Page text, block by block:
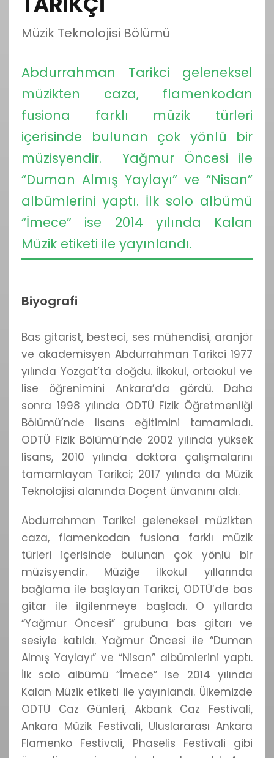
Müzik Teknolojisi Bölümü
Abdurrahman Tarikci geleneksel
müzikten caza, flamenkodan
fusiona farklı müzik türleri
içerisinde bulunan çok yönlü bir
müzisyendir. Yağmur Öncesi ile
“Duman Almış Yaylayı” ve “Nisan”
albümlerini yaptı. İlk solo albümü
“İmece” ise 2014 yılında Kalan
Müzik etiketi ile yayınlandı.
Biyografi
Bas gitarist, besteci, ses mühendisi, aranjör
ve akademisyen Abdurrahman Tarikci 1977
yılında Yozgat’ta doğdu. İlkokul, ortaokul ve
lise öğrenimini Ankara’da gördü. Daha
sonra 1998 yılında ODTÜ Fizik Öğretmenliği
Bölümü’nde lisans eğitimini tamamladı.
ODTÜ Fizik Bölümü’nde 2002 yılında yüksek
lisans, 2010 yılında doktora çalışmalarını
tamamlayan Tarikci; 2017 yılında da Müzik
Teknolojisi alanında Doçent ünvanını aldı.
Abdurrahman Tarikci geleneksel müzikten
caza, flamenkodan fusiona farklı müzik
türleri içerisinde bulunan çok yönlü bir
müzisyendir. Müziğe ilkokul yıllarında
bağlama ile başlayan Tarikci, ODTÜ’de bas
gitar ile ilgilenmeye başladı. O yıllarda
“Yağmur Öncesi” grubuna bas gitarı ve
sesiyle katıldı. Yağmur Öncesi ile “Duman
Almış Yaylayı” ve “Nisan” albümlerini yaptı.
İlk solo albümü “İmece” ise 2014 yılında
Kalan Müzik etiketi ile yayınlandı. Ülkemizde
ODTÜ Caz Günleri, Akbank Caz Festivali,
Ankara Müzik Festivali, Uluslararası Ankara
Flamenko Festivali, Phaselis Festivali gibi